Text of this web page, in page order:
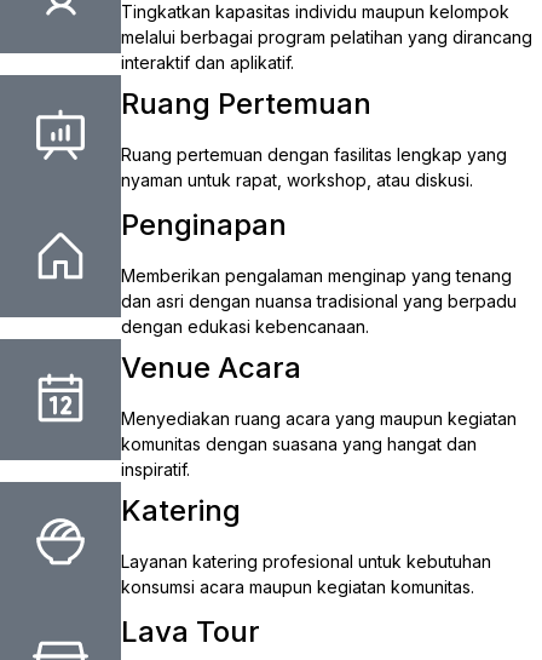
Tingkatkan kapasitas individu maupun kelompok
melalui berbagai program pelatihan yang dirancang
interaktif dan aplikatif.
Ruang Pertemuan
Ruang pertemuan dengan fasilitas lengkap yang
nyaman untuk rapat, workshop, atau diskusi.
Penginapan
Memberikan pengalaman menginap yang tenang
dan asri dengan nuansa tradisional yang berpadu
dengan edukasi kebencanaan.
Venue Acara
Menyediakan ruang acara yang maupun kegiatan
komunitas dengan suasana yang hangat dan
inspiratif.
Katering
Layanan katering profesional untuk kebutuhan
konsumsi acara maupun kegiatan komunitas.
Lava Tour